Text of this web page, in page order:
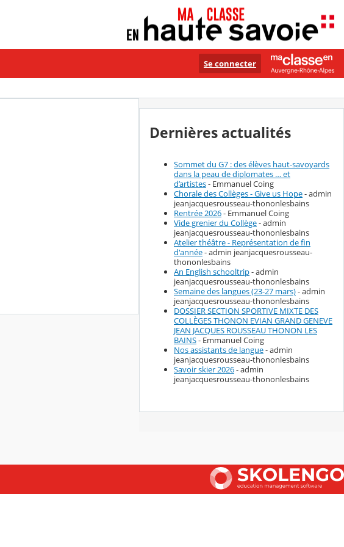
Se connecter
Dernières actualités
Sommet du G7 : des élèves haut-savoyards
dans la peau de diplomates … et
d’artistes- Emmanuel Coing
Chorale des Collèges - Give us Hope- admin
jeanjacquesrousseau-thononlesbains
Rentrée 2026- Emmanuel Coing
Vide grenier du Collège- admin
jeanjacquesrousseau-thononlesbains
Atelier théâtre - Représentation de fin
d'année- admin jeanjacquesrousseau-
thononlesbains
An English schooltrip- admin
jeanjacquesrousseau-thononlesbains
Semaine des langues (23-27 mars)- admin
jeanjacquesrousseau-thononlesbains
DOSSIER SECTION SPORTIVE MIXTE DES
COLLÈGES THONON EVIAN GRAND GENEVE
JEAN JACQUES ROUSSEAU THONON LES
BAINS- Emmanuel Coing
Nos assistants de langue- admin
jeanjacquesrousseau-thononlesbains
Savoir skier 2026- admin
jeanjacquesrousseau-thononlesbains